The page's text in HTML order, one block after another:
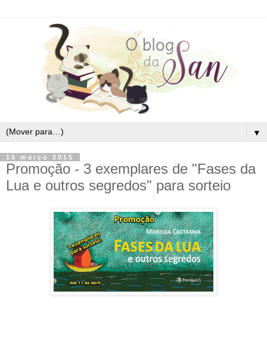
▼
15 março 2015
Promoção - 3 exemplares de "Fases da
Lua e outros segredos" para sorteio